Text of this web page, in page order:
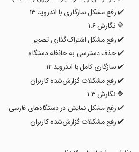
✔️ رفع مشکل سازگاری با اندروید ۱۳
🔷 نگارش ۱.۶
✔️ رفع مشکل اشتراک‌گذاری تصویر
✔️ حذف دسترسی به حافظه دستگاه
✔️ سازگاری کامل با اندروید ۱۲
✔️ رفع مشکلات گزارش‌شده کاربران
🔷 نگارش ۱.۳
✔️ رفع مشکل نمایش در دستگاه‌های فارسی
✔️ رفع مشکلات گزارش‌شده کاربران